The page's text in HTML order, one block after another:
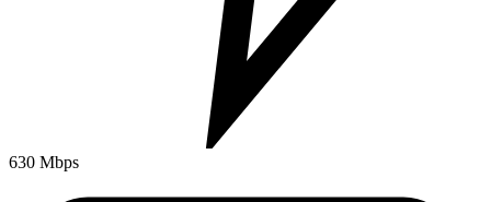
630 Mbps